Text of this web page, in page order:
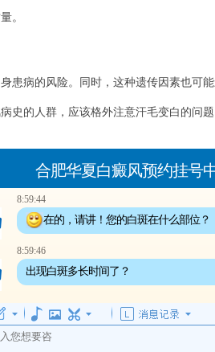
。
病的风险。同时，这种遗传因素也可能
史的人群，应该格外注意汗毛变白的问题
毛的变白。由于免疫系统攻击黑色素
疫系统异常，患者可以通过调整饮食结构
相关。长期的焦虑、压力等不良情绪会
致白斑和汗毛变白。因此，患者需要学会
合肥华夏白癜风预约挂号
8:59:44
在的，请讲！您的白斑在什么部位？
8:59:46
出现白斑多长时间了？